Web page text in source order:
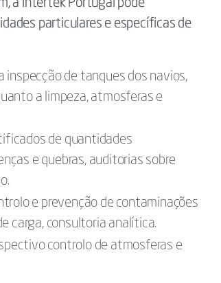
a Intertek Portugal pode
particulares e específicas de
inspecção de tanques dos navios,
a limpeza, atmosferas e
de quantidades
e quebras, auditorias sobre
e prevenção de contaminações
carga, consultoria analítica.
controlo de atmosferas e